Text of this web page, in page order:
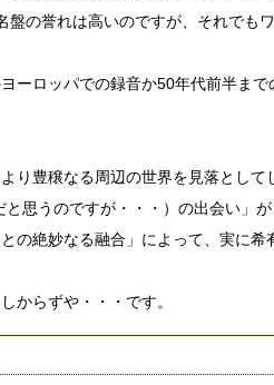
の誉れは高いのですが、それでも
ーロッパでの録音か50年代前半ま
り豊穣なる周辺の世界を見落として
思うのですが・・・）の出会い」
の絶妙なる融合」によって、実に希
からずや・・・です。